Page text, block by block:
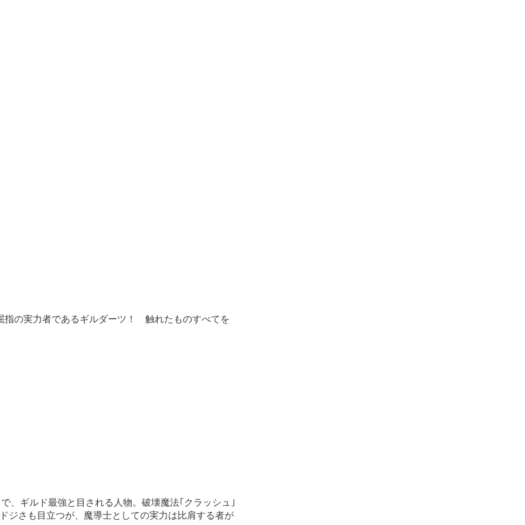
指の実力者であるギルダーツ！ 触れたものすべてを
、ギルド最強と目される人物。破壊魔法｢クラッシュ｣
ジさも目立つが、魔導士としての実力は比肩する者が